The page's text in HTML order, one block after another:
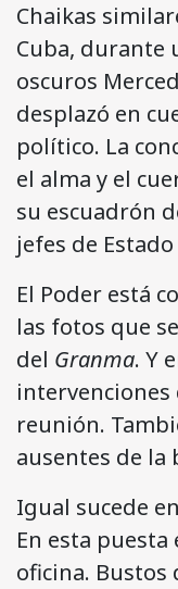
Chaikas
Cuba, durante
oscuros
desplazó en
político. La
el alma y el
su escuadrón
jefes de
El Poder está
las fotos que
del Granma. Y
reunión.
ausentes de la
Igual sucede
En esta puesta
oficina. Bustos